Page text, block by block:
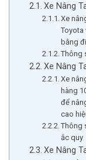
Xe Nâng
Xe
Toyota
bằng
Thông
Xe Nâng
Xe
hàng
để
cao
Thông
ắc quy
Xe Nâng